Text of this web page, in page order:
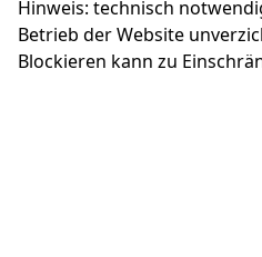
Hinweis: technisch
Betrieb der Website
Blockieren kann zu